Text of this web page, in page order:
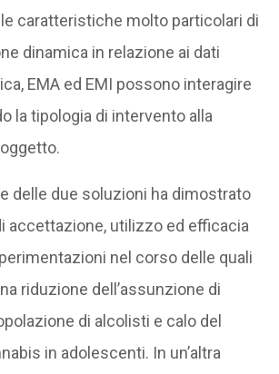
caratteristiche molto particolari di
dinamica in relazione ai dati
EMA ed EMI possono interagire
la tipologia di intervento alla
delle due soluzioni ha dimostrato
accettazione, utilizzo ed efficacia
nel corso delle quali
riduzione dell’assunzione di
di alcolisti e calo del
in adolescenti. In un’altra